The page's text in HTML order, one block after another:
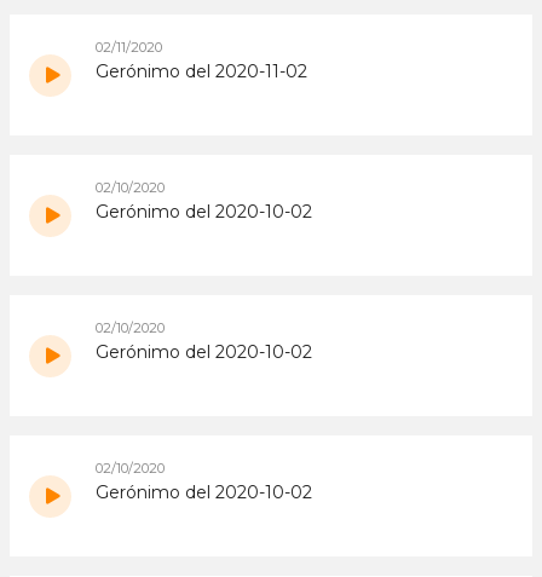
02/11/2020
Gerónimo del 2020-11-02
02/10/2020
Gerónimo del 2020-10-02
02/10/2020
Gerónimo del 2020-10-02
02/10/2020
Gerónimo del 2020-10-02